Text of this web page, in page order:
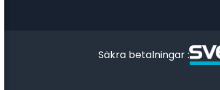
Säkra betalningar :